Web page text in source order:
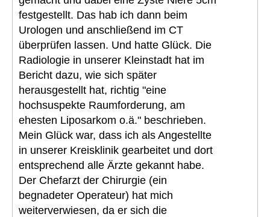
festgestellt. Das hab ich dann beim
Urologen und anschließend im CT
überprüfen lassen. Und hatte Glück. Die
Radiologie in unserer Kleinstadt hat im
Bericht dazu, wie sich später
herausgestellt hat, richtig "eine
hochsuspekte Raumforderung, am
ehesten Liposarkom o.ä." beschrieben.
Mein Glück war, dass ich als Angestellte
in unserer Kreisklinik gearbeitet und dort
entsprechend alle Ärzte gekannt habe.
Der Chefarzt der Chirurgie (ein
begnadeter Operateur) hat mich
weiterverwiesen, da er sich die